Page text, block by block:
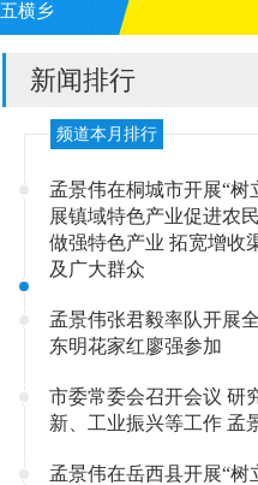
五横乡
新闻排行
频道本月排行
孟景伟在桐城市开展“
展镇域特色产业促进农
做强特色产业 拓宽增收
及广大群众
孟景伟张君毅率队开展
东明花家红廖强参加
市委常委会召开会议 研
新、工业振兴等工作 孟
孟景伟在岳西县开展“